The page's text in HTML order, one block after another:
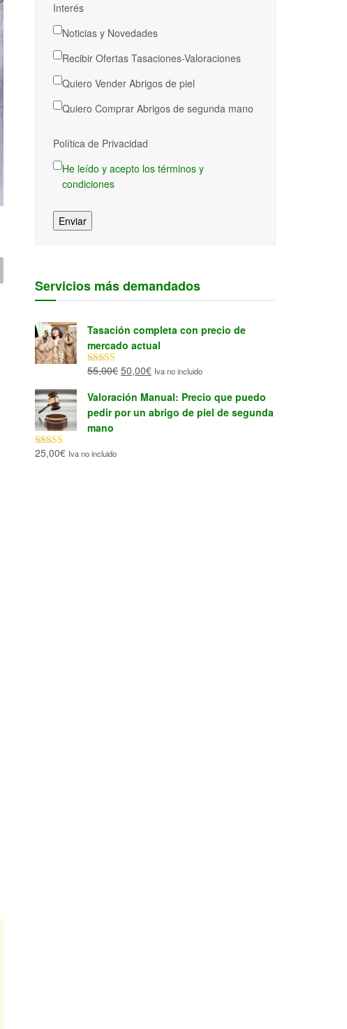
Interés
Noticias y Novedades
Recibir Ofertas Tasaciones-Valoraciones
Quiero Vender Abrigos de piel
Quiero Comprar Abrigos de segunda mano
Política de Privacidad
He leído y acepto los términos y
condiciones
Enviar
Servicios más demandados
Tasación completa con precio de
mercado actual
Valorado con
55,00€ El
original
era:
50,00€El
actual
es:
Iva no incluido
Valoración Manual: Precio que puedo
pedir por un abrigo de piel de segunda
mano
Valorado con
25,00€ Iva no incluido